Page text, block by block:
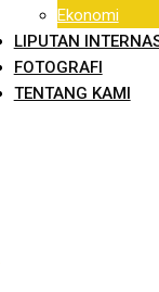
Ekonomi
LIPUTAN
FOTOGRAFI
TENTANG KAMI